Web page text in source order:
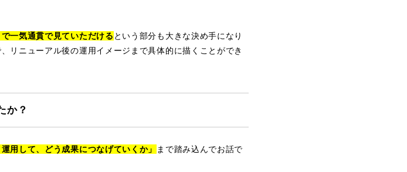
一気通貫で見ていただける という部分も大きな決め手になり
リニューアル後の運用イメージまで具体的に描くことができ
か？
運用して、どう成果につなげていくか」
まで踏み込んでお話で